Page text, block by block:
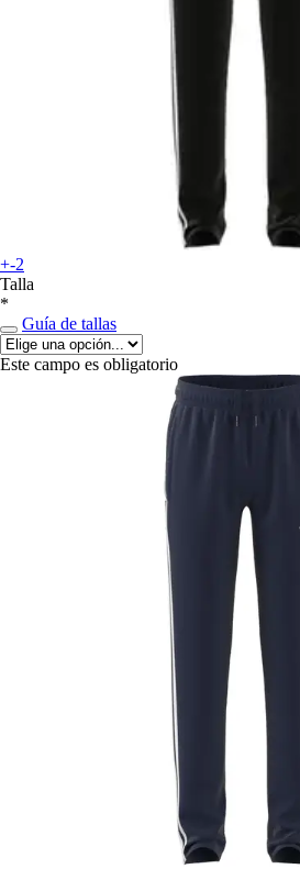
+-2
Talla
*
Guía de tallas
Este campo es obligatorio